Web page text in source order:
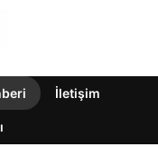
İletişim